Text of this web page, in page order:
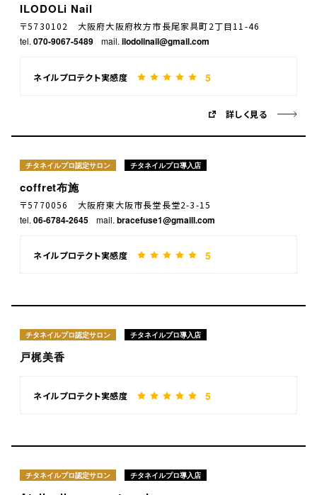
ILODOLi Nail
〒5730102 大阪府大阪府枚方市長尾家具町2丁目11-46
tel. 070-9067-5489 mail. ilodolinail@gmail.com
ネイルプロテクト実感度 5
詳しく見る
チタネイルプロ認定サロン チタネイルプロ導入店
coffret布施
〒5770056 大阪府東大阪市長堂長堂2-3-15
tel. 06-6784-2645 mail. bracefuse1@gmaill.com
ネイルプロテクト実感度 5
チタネイルプロ認定サロン チタネイルプロ導入店
戸梶美香
ネイルプロテクト実感度 5
チタネイルプロ認定サロン チタネイルプロ導入店